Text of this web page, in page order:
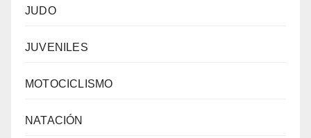
JUDO
JUVENILES
MOTOCICLISMO
NATACIÓN